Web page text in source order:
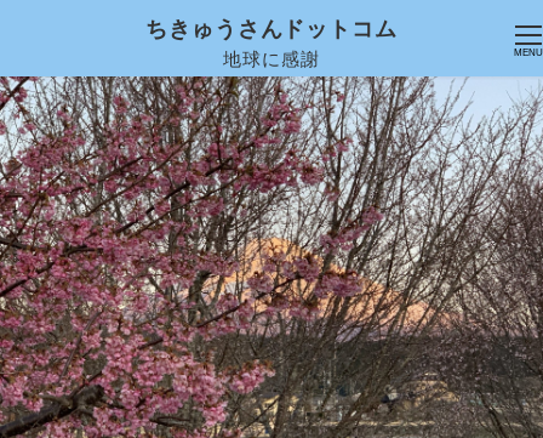
ちきゅうさんドットコム
地球に感謝 MENU